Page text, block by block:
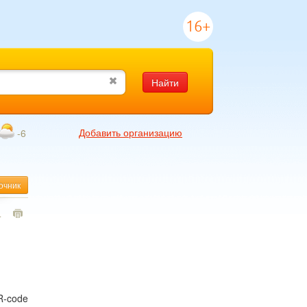
16+
Найти
-6 Добавить организацию